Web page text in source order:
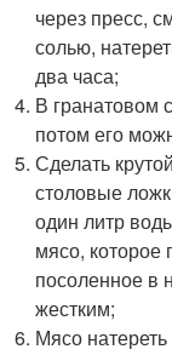
через пресс,
солью,
два часа;
В гранатовом
потом его
Сделать
столовые
один литр
мясо, которое
посоленное в
жестким;
Мясо